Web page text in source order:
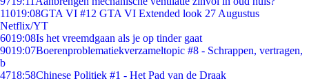
11019:08GTA VI #12 GTA VI Extended look 27 Augustus
Netflix/YT
6019:08Is het vreemdgaan als je op tinder gaat
9019:07Boerenproblematiekverzameltopic #8 - Schrappen, vertragen,
b
4718:58Chinese Politiek #1 - Het Pad van de Draak